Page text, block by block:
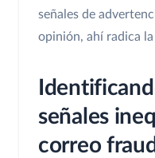
señales de
opinión, ahí radica
señales
correo